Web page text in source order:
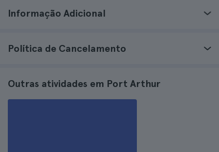
Informação Adicional
Política de Cancelamento
Outras atividades em Port Arthur